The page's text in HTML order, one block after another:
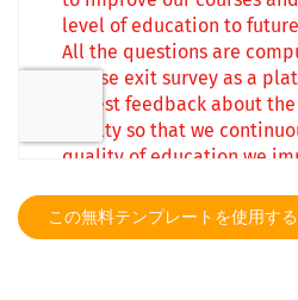
この無料テンプレートを使用する